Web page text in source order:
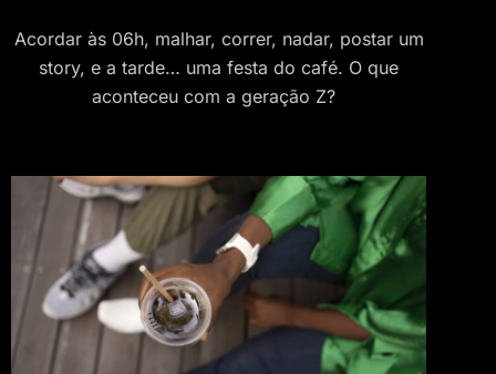
Acordar às 06h, malhar, correr, nadar, postar um
story, e a tarde… uma festa do café. O que
aconteceu com a geração Z?